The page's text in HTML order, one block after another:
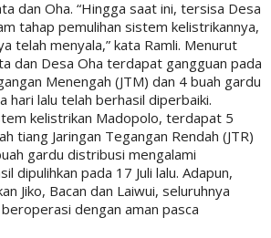
dan Oha. “Hingga saat ini, tersisa Desa
tahap pemulihan sistem kelistrikannya,
telah menyala,” kata Ramli. Menurut
dan Desa Oha terdapat gangguan pada
Menengah (JTM) dan 4 buah gardu
hari lalu telah berhasil diperbaiki.
kelistrikan Madopolo, terdapat 5
tiang Jaringan Tegangan Rendah (JTR)
gardu distribusi mengalami
dipulihkan pada 17 Juli lalu. Adapun,
Jiko, Bacan dan Laiwui, seluruhnya
dengan aman pasca